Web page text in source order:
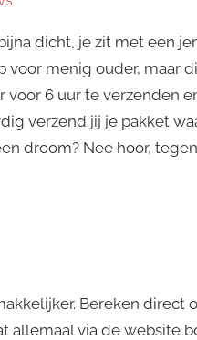
dicht, je zit met een
voor menig ouder, maar
6 uur te verzenden
verzend jij je pakket
droom? Nee hoor,
Bereken direct
allemaal via de website